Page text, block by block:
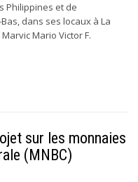
Philippines et de
dans ses locaux à La
Mario Victor F.
sur les monnaies
(MNBC)